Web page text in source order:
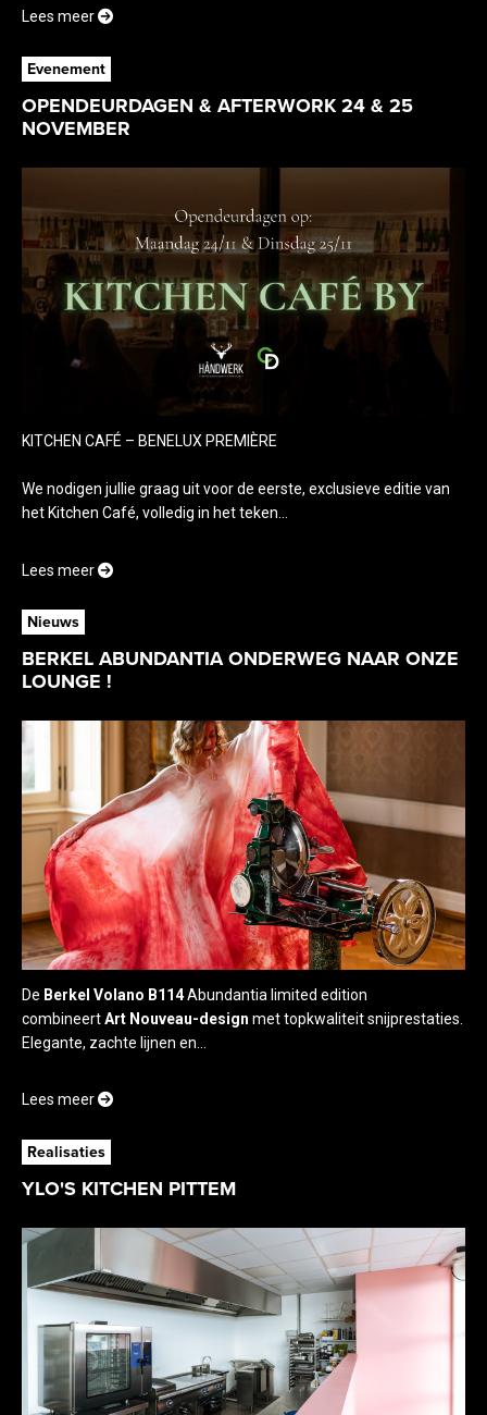
Lees meer
Evenement
OPENDEURDAGEN & AFTERWORK 24 & 25
NOVEMBER
KITCHEN CAFÉ – BENELUX PREMIÈRE
We nodigen jullie graag uit voor de eerste, exclusieve editie van
het Kitchen Café, volledig in het teken...
Lees meer
Nieuws
BERKEL ABUNDANTIA ONDERWEG NAAR ONZE
LOUNGE !
De Berkel Volano B114Abundantia limited edition
combineertArt Nouveau-design met topkwaliteit snijprestaties.
Elegante, zachte lijnen en...
Lees meer
Realisaties
YLO'S KITCHEN PITTEM